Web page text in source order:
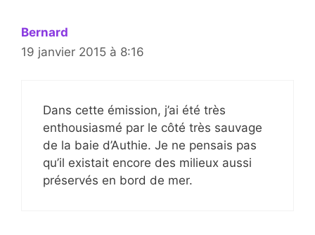
Bernard
19 janvier 2015 à 8:16
Dans cette émission, j’ai été très
enthousiasmé par le côté très sauvage
de la baie d’Authie. Je ne pensais pas
qu’il existait encore des milieux aussi
préservés en bord de mer.